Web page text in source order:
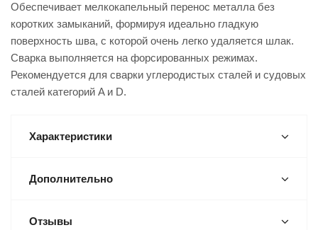
Обеспечивает мелкокапельный перенос металла без
коротких замыканий, формируя идеально гладкую
поверхность шва, с которой очень легко удаляется шлак.
Сварка выполняется на форсированных режимах.
Рекомендуется для сварки углеродистых сталей и судовых
сталей категорий A и D.
Характеристики
Дополнительно
Отзывы